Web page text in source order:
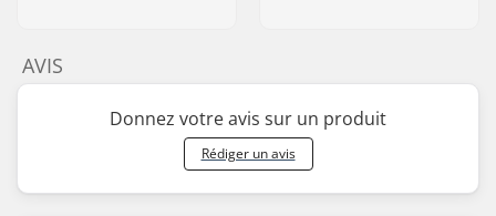
AVIS
Donnez votre avis sur un produit
Rédiger un avis